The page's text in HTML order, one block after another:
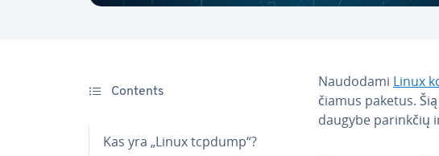
Contents
Kas yra „Linux tcpdump“?
Naudodami Linux
čia­mus paketus.
daugybe parinkčių